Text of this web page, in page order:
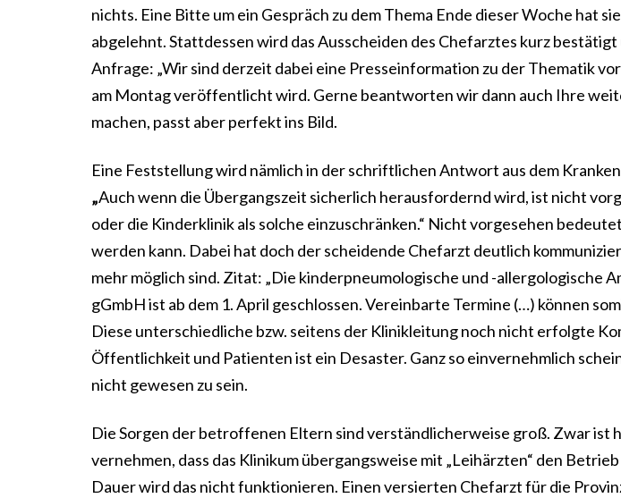
nichts. Eine Bitte um ein Gespräch zu dem Thema Ende dieser Woche hat
abgelehnt. Stattdessen wird das Ausscheiden des Chefarztes kurz
Anfrage: „Wir sind derzeit dabei eine Presseinformation zu der Thematik
am Montag veröffentlicht wird. Gerne beantworten wir dann auch Ihre
machen, passt aber perfekt ins Bild.
Eine Feststellung wird nämlich in der schriftlichen Antwort aus dem
„Auch wenn die Übergangszeit sicherlich herausfordernd wird, ist nicht
oder die Kinderklinik als solche einzuschränken.“ Nicht vorgesehen
werden kann. Dabei hat doch der scheidende Chefarzt deutlich
mehr möglich sind. Zitat: „Die kinderpneumologische und -allergologische
gGmbH ist ab dem 1. April geschlossen. Vereinbarte Termine (…) können
Diese unterschiedliche bzw. seitens der Klinikleitung noch nicht erfolgte
Öffentlichkeit und Patienten ist ein Desaster. Ganz so einvernehmlich
nicht gewesen zu sein.
Die Sorgen der betroffenen Eltern sind verständlicherweise groß. Zwar ist
vernehmen, dass das Klinikum übergangsweise mit „Leihärzten“ den
Dauer wird das nicht funktionieren. Einen versierten Chefarzt für die